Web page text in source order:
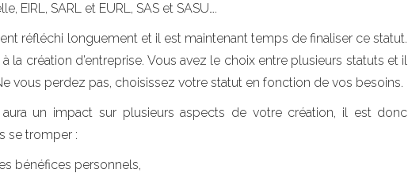
EIRL, SARL et EURL, SAS et SASU….
réfléchi longuement et il est maintenant temps de finaliser ce statut.
la création d’entreprise. Vous avez le choix entre plusieurs statuts et il
vous perdez pas, choisissez votre statut en fonction de vos besoins.
un impact sur plusieurs aspects de votre création, il est donc
se tromper :
bénéfices personnels,